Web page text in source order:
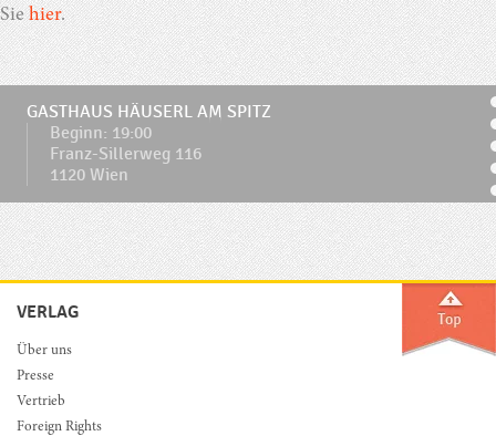
Siehier.
GASTHAUS HÄUSERL AM SPITZ
Beginn: 19:00
Franz-Sillerweg 116
1120 Wien
VERLAG
Über uns
Presse
Vertrieb
Foreign Rights